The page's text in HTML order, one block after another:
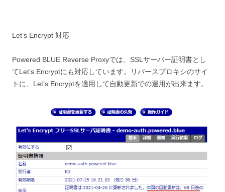
Let’s Encrypt 対応
Powered BLUE Reverse Proxyでは、SSLサーバー証明書とし
てLet’s Encryptにも対応しています。リバースプロキシのサイ
トに、Let’s Encryptを適用して自動更新での運用が出来ます。